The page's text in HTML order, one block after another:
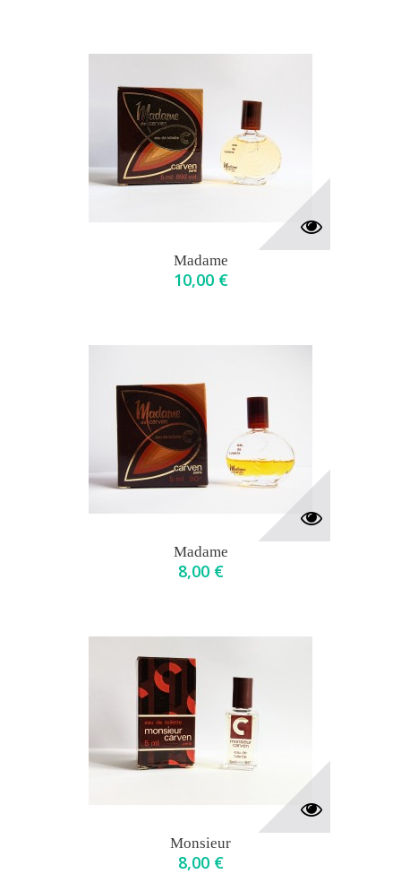
Madame
10,00 €
Madame
8,00 €
Monsieur
8,00 €